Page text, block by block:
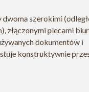
szerokimi
złączonymi plecami
dokumentów i
konstruktywnie